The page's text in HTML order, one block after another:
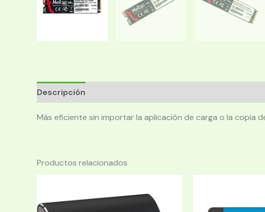
Descripción
Más eficiente sin importar la aplicación de carga o la copia
Productos relacionados